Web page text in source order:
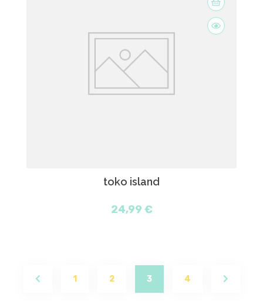
toko island
24,99 €
1 2 3(current)
4